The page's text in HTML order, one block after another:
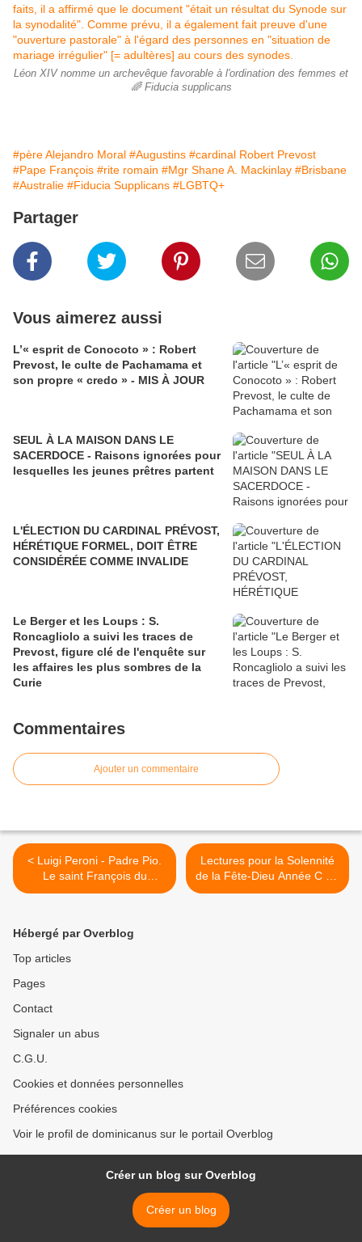
Léon XIV nomme un archevêque favorable à l'ordination des femmes et
🌈 Fiducia supplicans
#père Alejandro Moral #Augustins #cardinal Robert Prevost
#Pape François #rite romain #Mgr Shane A. Mackinlay #Brisbane
#Australie #Fiducia Supplicans #LGBTQ+
Partager
Vous aimerez aussi
L’« esprit de Conocoto » : Robert
Prevost, le culte de Pachamama et
son propre « credo » - MIS À JOUR
SEUL À LA MAISON DANS LE
SACERDOCE - Raisons ignorées pour
lesquelles les jeunes prêtres partent
L'ÉLECTION DU CARDINAL PRÉVOST,
HÉRÉTIQUE FORMEL, DOIT ÊTRE
CONSIDÉRÉE COMME INVALIDE
Le Berger et les Loups : S.
Roncagliolo a suivi les traces de
Prevost, figure clé de l'enquête sur
les affaires les plus sombres de la
Curie
Commentaires
Ajouter un commentaire
< Luigi Peroni - Padre Pio.
Le saint François du
XXème siècle
Lectures pour la Solennité
de la Fête-Dieu Année C - «
Ils mangèrent et ils furent
Hébergé par Overblog
Top articles
Pages
Contact
Signaler un abus
C.G.U.
Cookies et données personnelles
Préférences cookies
Voir le profil de dominicanus sur le portail Overblog
Créer un blog sur Overblog
Créer un blog